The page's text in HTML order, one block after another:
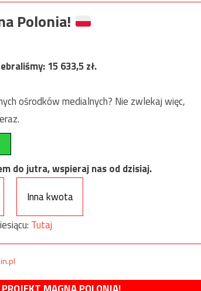
Polonia!
15 633,5zł.
ośrodków medialnych? Nie zwlekaj więc,
do jutra, wspieraj nas od dzisiaj.
Inna kwota
Tutaj